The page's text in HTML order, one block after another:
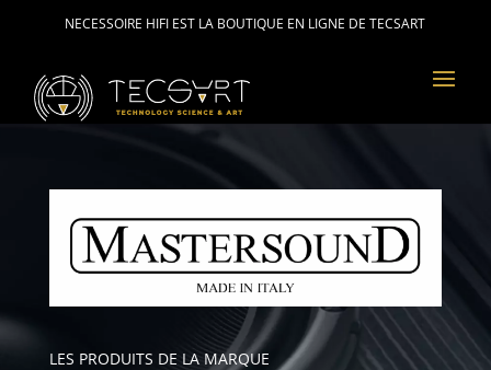
NECESSOIRE HIFI EST LA BOUTIQUE EN LIGNE DE TECSART
LES PRODUITS DE LA MARQUE